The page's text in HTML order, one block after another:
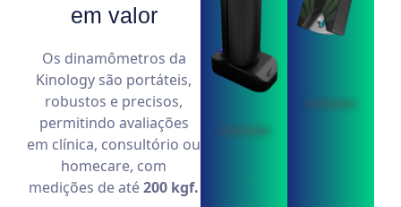
em valor​
Os dinamômetros da
Kinology são portáteis,
robustos e precisos,
permitindo avaliações
em clínica, consultório ou
homecare, com
medições de até200 kgf.